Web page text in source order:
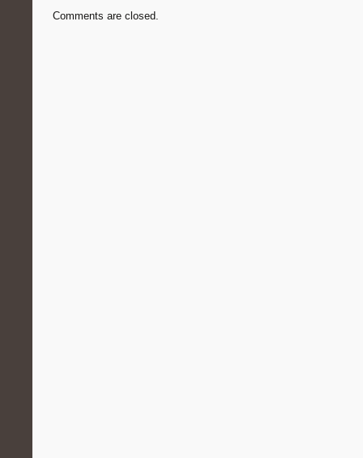
Comments are closed.